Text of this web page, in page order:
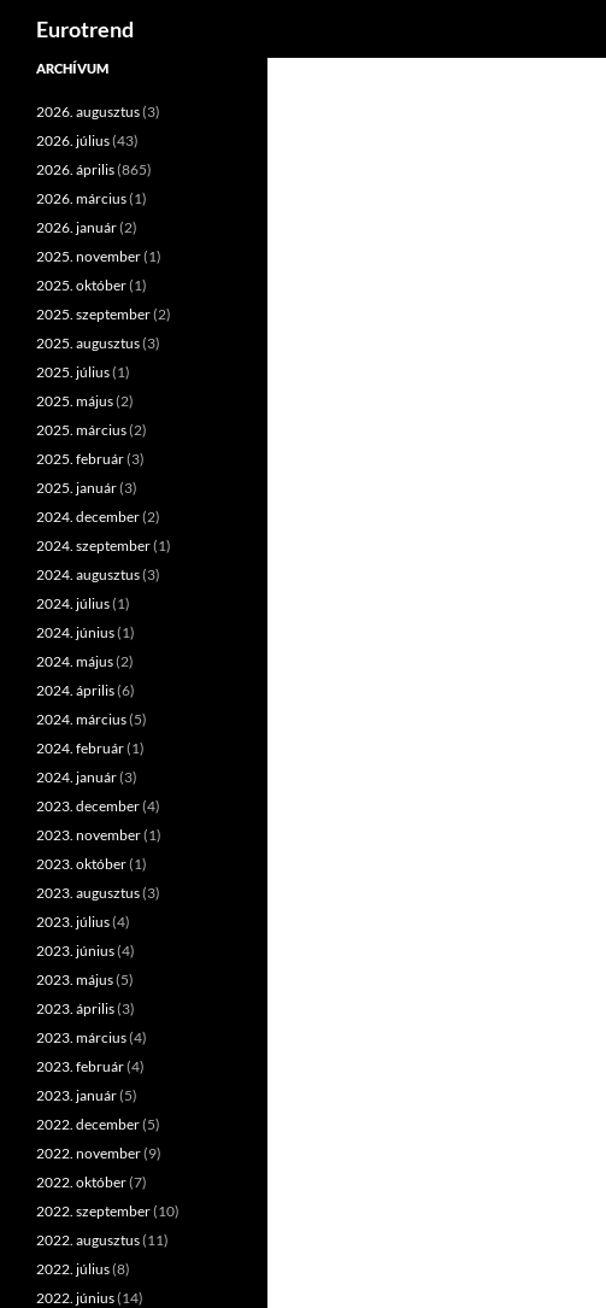
Kilépés
Eurotrend
ARCHÍVUM
2026. augusztus(3)
2026. július(43)
2026. április(865)
2026. március(1)
2026. január(2)
2025. november(1)
2025. október(1)
2025. szeptember(2)
2025. augusztus(3)
2025. július(1)
2025. május(2)
2025. március(2)
2025. február(3)
2025. január(3)
2024. december(2)
2024. szeptember(1)
2024. augusztus(3)
2024. július(1)
2024. június(1)
2024. május(2)
2024. április(6)
2024. március(5)
2024. február(1)
2024. január(3)
2023. december(4)
2023. november(1)
2023. október(1)
2023. augusztus(3)
2023. július(4)
2023. június(4)
2023. május(5)
2023. április(3)
2023. március(4)
2023. február(4)
2023. január(5)
2022. december(5)
2022. november(9)
2022. október(7)
2022. szeptember(10)
2022. augusztus(11)
2022. július(8)
2022. június(14)